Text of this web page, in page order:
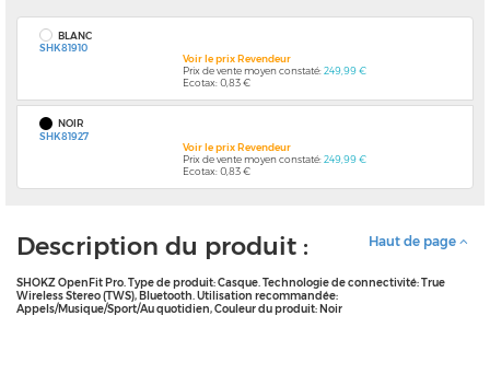
BLANC
SHK81910
Voir le prix Revendeur
Prix de vente moyen constaté:249,99 €
Ecotax: 0,83 €
NOIR
SHK81927
Voir le prix Revendeur
Prix de vente moyen constaté:249,99 €
Ecotax: 0,83 €
Haut de page
Description du produit :
SHOKZ OpenFit Pro. Type de produit: Casque. Technologie de connectivité: True
Wireless Stereo (TWS), Bluetooth. Utilisation recommandée:
Appels/Musique/Sport/Au quotidien, Couleur du produit: Noir